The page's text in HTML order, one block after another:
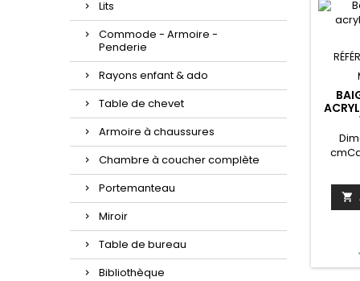
Lits
Commode - Armoire -
Penderie
Rayons enfant & ado
Table de chevet
Armoire à chaussures
Chambre à coucher complète
Portemanteau
Miroir
Table de bureau
Bibliothèque
inclus
pieds
17
appui-
kit
